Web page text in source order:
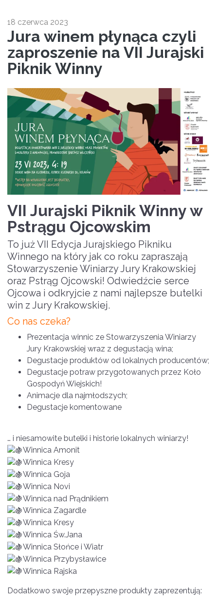
18 czerwca 2023
Jura winem płynąca czyli
zaproszenie na VII Jurajski
Piknik Winny
VII Jurajski Piknik Winny w
Pstrągu Ojcowskim
To już VII Edycja Jurajskiego Pikniku
Winnego na który jak co roku zapraszają
Stowarzyszenie Winiarzy Jury Krakowskiej
oraz Pstrąg Ojcowski! Odwiedźcie serce
Ojcowa i odkryjcie z nami najlepsze butelki
win z Jury Krakowskiej.
Co nas czeka?
Prezentacja winnic ze Stowarzyszenia Winiarzy
Jury Krakowskiej wraz z degustacją wina;
Degustacje produktów od lokalnych producentów;
Degustacje potraw przygotowanych przez Koło
Gospodyń Wiejskich!
Animacje dla najmłodszych;
Degustacje komentowane
… i niesamowite butelki i historie lokalnych winiarzy!
Winnica Amonit
Winnica Kresy
Winnica Goja
Winnica Novi
Winnica nad Prądnikiem
Winnica Zagardle
Winnica Kresy
Winnica Św.Jana
Winnica Słońce i Wiatr
Winnica Przybysławice
Winnica Rajska
Dodatkowo swoje przepyszne produkty zaprezentują: